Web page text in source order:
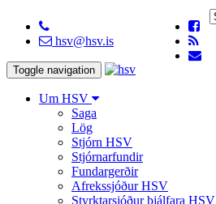
hsv@hsv.is
Toggle navigation
Um HSV
Saga
Lög
Stjórn HSV
Stjórnarfundir
Fundargerðir
Afrekssjóður HSV
Styrktarsjóður þjálfara HSV